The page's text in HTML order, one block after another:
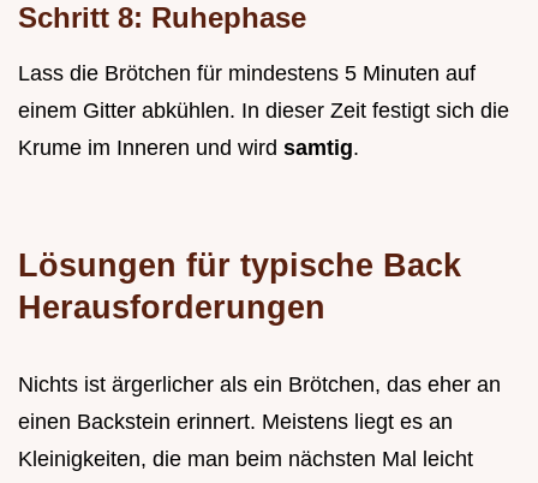
Schritt 8: Ruhephase
Lass die Brötchen für mindestens 5 Minuten auf
einem Gitter abkühlen. In dieser Zeit festigt sich die
Krume im Inneren und wird samtig.
Lösungen für typische Back
Herausforderungen
Nichts ist ärgerlicher als ein Brötchen, das eher an
einen Backstein erinnert. Meistens liegt es an
Kleinigkeiten, die man beim nächsten Mal leicht